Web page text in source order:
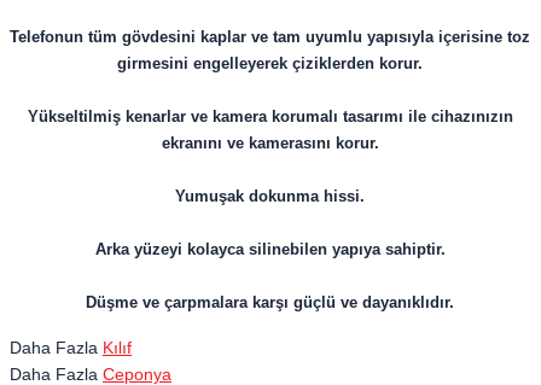
​Telefonun tüm gövdesini kaplar ve tam uyumlu yapısıyla içerisine toz
girmesini engelleyerek çiziklerden korur.
Yükseltilmiş kenarlar ve kamera korumalı tasarımı ile cihazınızın
ekranını ve kamerasını korur.
Yumuşak dokunma hissi.
Arka yüzeyi kolayca silinebilen yapıya sahiptir.
Düşme ve çarpmalara karşı güçlü ve dayanıklıdır.
Daha Fazla Kılıf
Daha Fazla Ceponya